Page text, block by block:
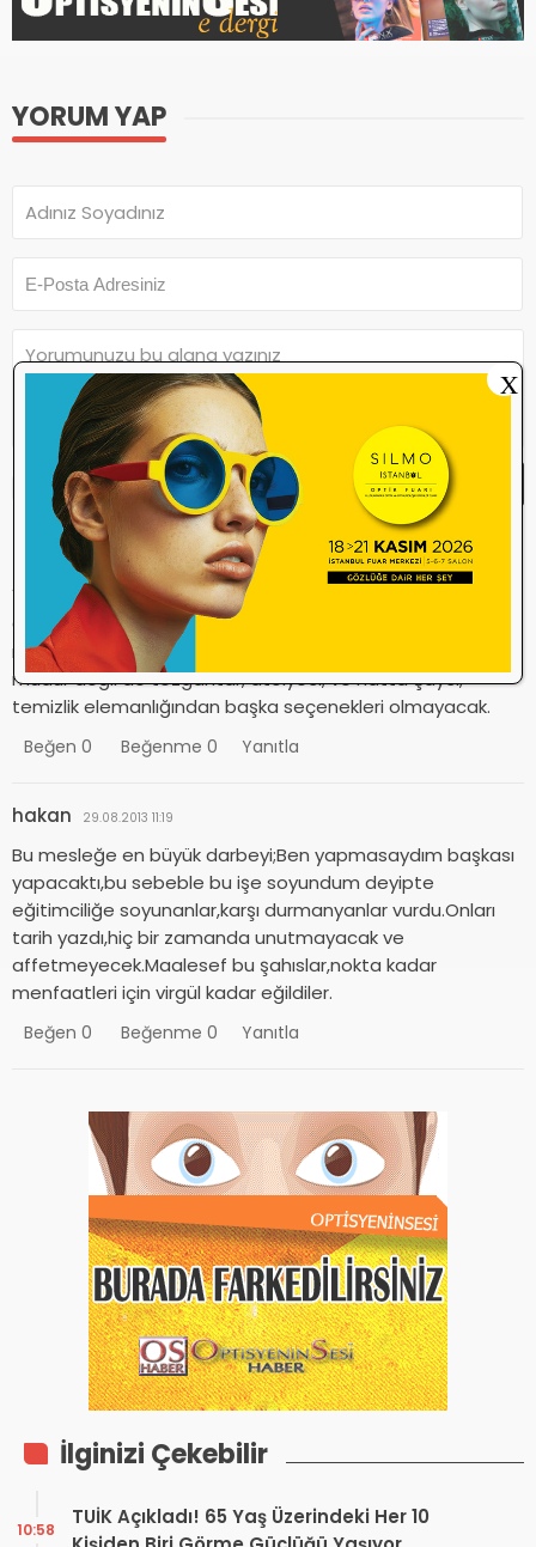
YORUM YAP
Yorum yazmakurallarınıokudum ve
kabul ediyorum.
Yorum Yap
ALPER 29.08.2013 13:56
Çok değil 2 sene sonra okullarda okumakta olan optisyen
meslektaşlar, asgari ücrete razı olacak fakat mesul
müdür değil de tezgahtar, atölyeci, ve hatta çaycı,
temizlik elemanlığından başka seçenekleri olmayacak.
Beğen 0 Beğenme 0 Yanıtla
hakan 29.08.2013 11:19
Bu mesleğe en büyük darbeyi;Ben yapmasaydım başkası
yapacaktı,bu sebeble bu işe soyundum deyipte
eğitimciliğe soyunanlar,karşı durmanyanlar vurdu.Onları
tarih yazdı,hiç bir zamanda unutmayacak ve
affetmeyecek.Maalesef bu şahıslar,nokta kadar
menfaatleri için virgül kadar eğildiler.
Beğen 0 Beğenme 0 Yanıtla
İlginizi Çekebilir
TUİK Açıkladı! 65 Yaş Üzerindeki Her 10
10:58
X